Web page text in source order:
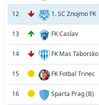
12 1. SC Znojmo FK
13 FK Caslav
14 FK Mas Taborsko
15 FK Fotbal Trinec
16 Sparta Prag (B)